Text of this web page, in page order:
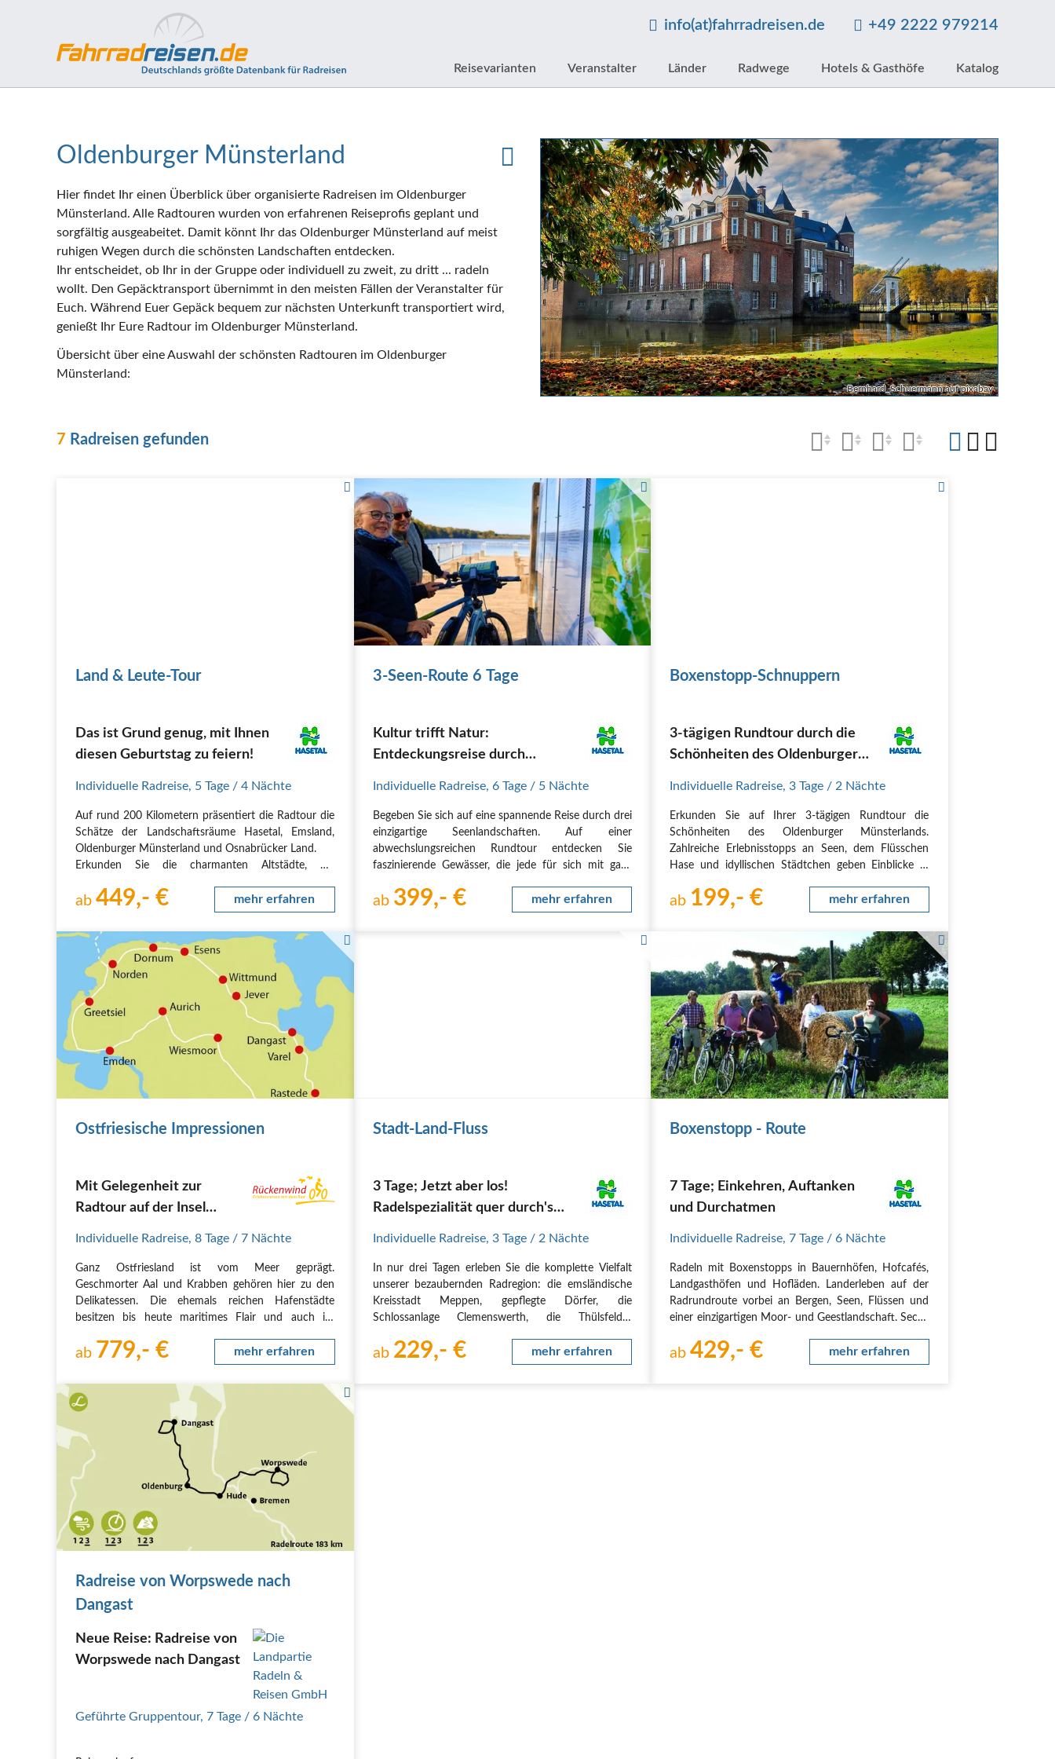
info(at)fahrradreisen.de +49 2222 979214
Reisevarianten Veranstalter Länder Radwege Hotels & Gasthöfe Katalog
Bernhard_Schuermann auf pixabay
Oldenburger Münsterland
Hier findet Ihr einen Überblick über organisierte Radreisen im Oldenburger
Münsterland. Alle Radtouren wurden von erfahrenen Reiseprofis geplant und
sorgfältig ausgeabeitet. Damit könnt Ihr das Oldenburger Münsterland auf meist
ruhigen Wegen durch die schönsten Landschaften entdecken.
Ihr entscheidet, ob Ihr in der Gruppe oder individuell zu zweit, zu dritt ... radeln
wollt. Den Gepäcktransport übernimmt in den meisten Fällen der Veranstalter für
Euch. Während Euer Gepäck bequem zur nächsten Unterkunft transportiert wird,
genießt Ihr Eure Radtour im Oldenburger Münsterland.
Übersicht über eine Auswahl der schönsten Radtouren im Oldenburger
Münsterland:
7 Radreisen gefunden
Land & Leute-Tour
Das ist Grund genug, mit Ihnen
diesen Geburtstag zu feiern!
Individuelle Radreise, 5 Tage / 4 Nächte
Auf rund 200 Kilometern präsentiert die Radtour die
Schätze der Landschaftsräume Hasetal, Emsland,
Oldenburger Münsterland und Osnabrücker Land.
Erkunden Sie die charmanten Altstädte, die
Sie die malerischen Ausblicke auf Wälder, Wiesen
ab 449,- € mehr erfahren
Zwei Radler Schauen sich eine Übersichtskarte der 3-
Seen-Route an
3-Seen-Route 6 Tage
Kultur trifft Natur:
Entdeckungsreise durch
Individuelle Radreise, 6 Tage / 5 Nächte
Begeben Sie sich auf eine spannende Reise durch drei
einzigartige Seenlandschaften. Auf einer
abwechslungsreichen Rundtour entdecken Sie
faszinierende Gewässer, die jede für sich mit ganz
Facetten überzeugen.
ab 399,- € mehr erfahren
Boxenstopp-Schnuppern
3-tägigen Rundtour durch die
Schönheiten des Oldenburger
Individuelle Radreise,3 Tage / 2 Nächte
Erkunden Sie auf Ihrer 3-tägigen Rundtour die
Schönheiten des Oldenburger Münsterlands.
Zahlreiche Erlebnisstopps an Seen, dem Flüsschen
Hase und idyllischen Städtchen geben Einblicke in
Routenverlauf
1. Tag Cloppenburg - Löningen (ca. 60 km)
ab 199,- € mehr erfahren
Übersichtskarte von Ostfriesland mit der Radstrecke
Ostfriesische Impressionen
Mit Gelegenheit zur
Radtour auf der Insel
Individuelle Radreise, 8 Tage / 7 Nächte
Ganz Ostfriesland ist vom Meer geprägt.
Geschmorter Aal und Krabben gehören hier zu den
Delikatessen. Die ehemals reichen Hafenstädte
besitzen bis heute maritimes Flair und auch im
salzig. Sie starten Ihre Reise in Oldenburg, die Sie auf
ab 779,- € mehr erfahren
Stadt-Land-Fluss
3 Tage; Jetzt aber los!
Radelspezialität quer durch's
Individuelle Radreise, 3 Tage / 2 Nächte
In nur drei Tagen erleben Sie die komplette Vielfalt
unserer bezaubernden Radregion: die emsländische
Kreisstadt Meppen, gepflegte Dörfer, die
Schlossanlage Clemenswerth, die Thülsfelder
mit der herzlichen Gastfreundschaft der Einwohner,…
ab 229,- € mehr erfahren
Boxenstopp - Route
7 Tage; Einkehren, Auftanken
und Durchatmen
Individuelle Radreise,7 Tage / 6 Nächte
Radeln mit Boxenstopps in Bauernhöfen, Hofcafés,
Landgasthöfen und Hofläden. Landerleben auf der
Radrundroute vorbei an Bergen, Seen, Flüssen und
einer einzigartigen Moor- und Geestlandschaft. Sechs
325 Kilometern.
ab429,- € mehr erfahren
Radreise von Worpswede nach
Dangast
Neue Reise: Radreise von
Worpswede nach Dangast
Geführte Gruppentour, 7 Tage / 6 Nächte